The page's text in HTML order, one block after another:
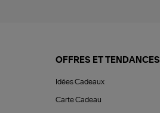
OFFRES ET TENDANCES
Idées Cadeaux
Carte Cadeau